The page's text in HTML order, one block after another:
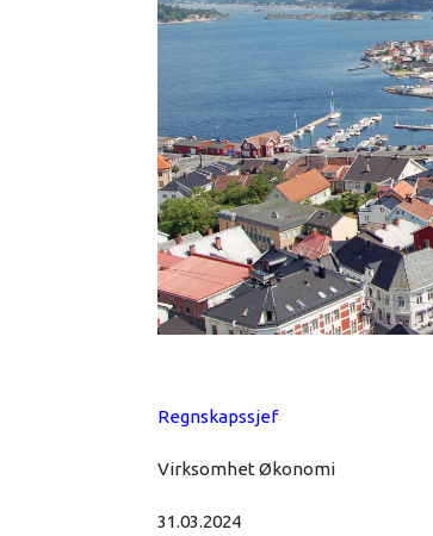
Regnskapssjef
Virksomhet Økonomi
31.03.2024